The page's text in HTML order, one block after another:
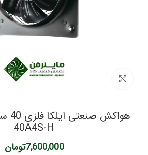
برای بزرگنمایی کلیک کنید
40A4S-H
7,600,000تومان